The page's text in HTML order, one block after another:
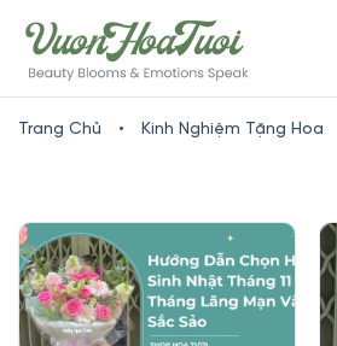
to
content
Trang Chủ • Kinh Nghiệm Tặng Hoa